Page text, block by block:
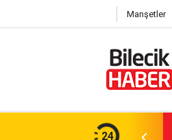
Manşetler
24